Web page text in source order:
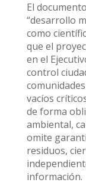
El
“desarrollo
como
que el
en el
control
vacíos
de forma
ambiental,
omite
residuos,
información.